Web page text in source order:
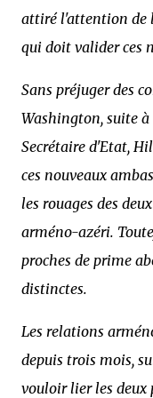
attiré l'attention de
qui doit valider ces
Sans préjuger des
Washington, suite
Secrétaire d'Etat,
ces nouveaux
les rouages des
arméno-azéri.
proches de prime
distinctes.
Les relations
depuis trois mois,
vouloir lier les deux